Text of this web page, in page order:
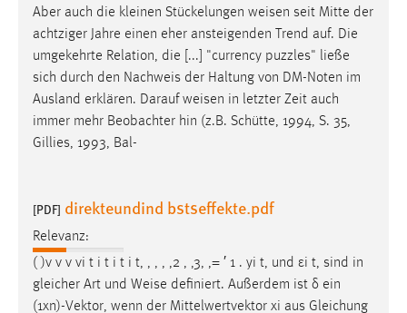
Aber auch die kleinen Stückelungen weisen seit Mitte der
achtziger Jahre einen eher ansteigenden Trend auf. Die
umgekehrte Relation, die [...] "currency puzzles" ließe
sich durch den Nachweis der Haltung von DM-Noten im
Ausland erklären. Daraufweisen in letzter Zeit auch
immer mehr Beobachter hin (z.B. Schütte, 1994, S. 35,
Gillies, 1993, Bal-
[PDF] direkteundind bstseffekte.pdf
Relevanz:
( )v v v vi t i t i t i t, , , , ,2 , ,3, ,= ′ 1 . yi t, und εi t, sind in
gleicher Art und Weise definiert. Außerdem ist δ ein
(1xn)-Vektor, wenn der Mittelwertvektor xi aus Gleichung